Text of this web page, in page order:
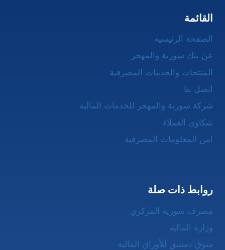
القائمة
الصفحة الرئيسية
عن بنك سورية والمهجر
المنتجات والخدمات المصرفية
اتصل بنا
شركة سورية والمهجر للخدمات المالية
شكاوى العملاء
امن المعلومات المصرفية
روابط ذات صلة
مصرف سورية المركزي
وزارة المالية
سوق دمشق للأوراق المالية